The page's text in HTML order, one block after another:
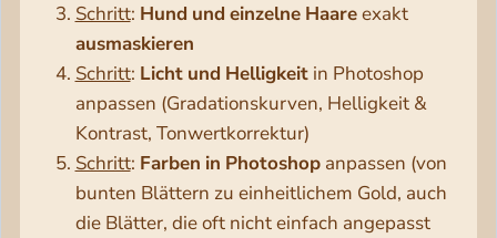
Schritt: Hund und einzelne Haareexakt
ausmaskieren
Schritt: Licht und Helligkeitin Photoshop
anpassen (Gradationskurven, Helligkeit &
Kontrast, Tonwertkorrektur)
Schritt: Farben in Photoshopanpassen (von
bunten Blättern zu einheitlichem Gold, auch
die Blätter, die oft nicht einfach angepasst